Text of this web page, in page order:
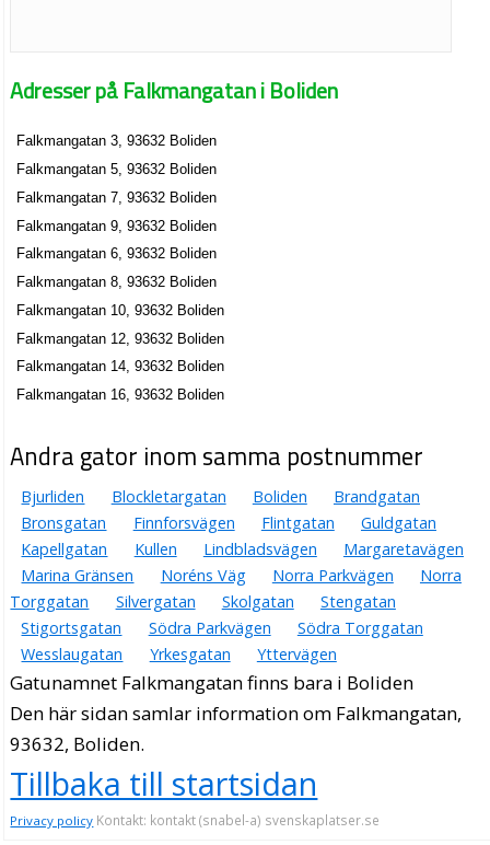
Adresser på Falkmangatan i Boliden
Falkmangatan 3, 93632 Boliden
Falkmangatan 5, 93632 Boliden
Falkmangatan 7, 93632 Boliden
Falkmangatan 9, 93632 Boliden
Falkmangatan 6, 93632 Boliden
Falkmangatan 8, 93632 Boliden
Falkmangatan 10, 93632 Boliden
Falkmangatan 12, 93632 Boliden
Falkmangatan 14, 93632 Boliden
Falkmangatan 16, 93632 Boliden
Andra gator inom samma postnummer
Bjurliden Blockletargatan Boliden
Brandgatan
Bronsgatan
Finnforsvägen Flintgatan
Guldgatan
Kapellgatan
Kullen Lindbladsvägen
Margaretavägen
Marina Gränsen
Noréns Väg Norra Parkvägen
Norra
Torggatan
Silvergatan Skolgatan
Stengatan
Stigortsgatan
Södra Parkvägen
Södra Torggatan
Wesslaugatan
Yrkesgatan Yttervägen
Gatunamnet Falkmangatan finns bara i Boliden
Den här sidan samlar information om Falkmangatan,
93632, Boliden.
Tillbaka till startsidan
Privacy policy Kontakt: kontakt (snabel-a) svenskaplatser.se